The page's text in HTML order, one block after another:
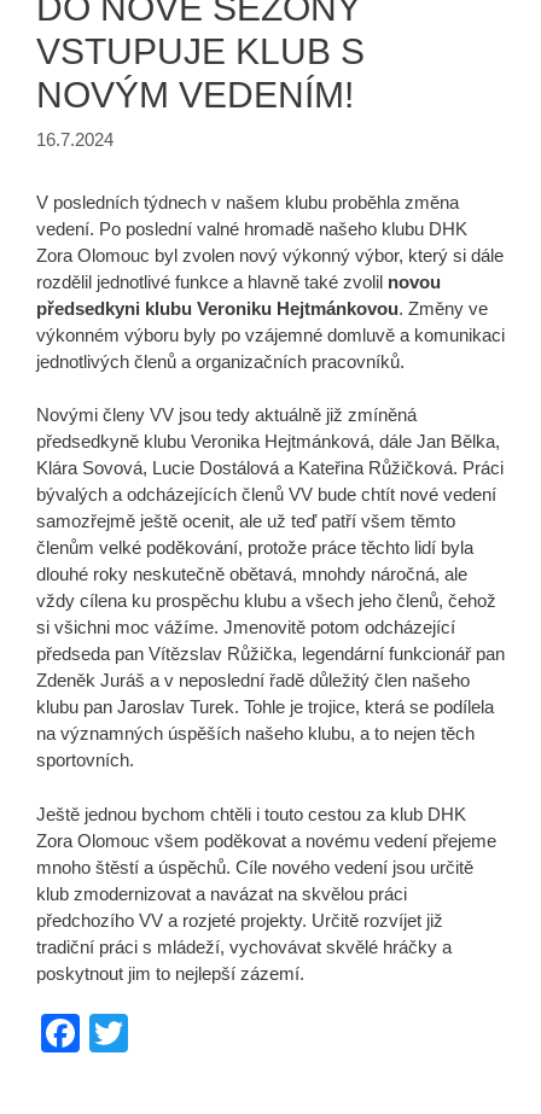
DO NOVÉ SEZÓNY
VSTUPUJE KLUB S
NOVÝM VEDENÍM!
16.7.2024
V posledních týdnech v našem klubu proběhla změna
vedení. Po poslední valné hromadě našeho klubu DHK
Zora Olomouc byl zvolen nový výkonný výbor, který si dále
rozdělil jednotlivé funkce a hlavně také zvolil novou
předsedkyni klubu Veroniku Hejtmánkovou. Změny ve
výkonném výboru byly po vzájemné domluvě a komunikaci
jednotlivých členů a organizačních pracovníků.
Novými členy VV jsou tedy aktuálně již zmíněná
předsedkyně klubu Veronika Hejtmánková, dále Jan Bělka,
Klára Sovová, Lucie Dostálová a Kateřina Růžičková. Práci
bývalých a odcházejících členů VV bude chtít nové vedení
samozřejmě ještě ocenit, ale už teď patří všem těmto
členům velké poděkování, protože práce těchto lidí byla
dlouhé roky neskutečně obětavá, mnohdy náročná, ale
vždy cílena ku prospěchu klubu a všech jeho členů, čehož
si všichni moc vážíme. Jmenovitě potom odcházející
předseda pan Vítězslav Růžička, legendární funkcionář pan
Zdeněk Juráš a v neposlední řadě důležitý člen našeho
klubu pan Jaroslav Turek. Tohle je trojice, která se podílela
na významných úspěších našeho klubu, a to nejen těch
sportovních.
Ještě jednou bychom chtěli i touto cestou za klub DHK
Zora Olomouc všem poděkovat a novému vedení přejeme
mnoho štěstí a úspěchů. Cíle nového vedení jsou určitě
klub zmodernizovat a navázat na skvělou práci
předchozího VV a rozjeté projekty. Určitě rozvíjet již
tradiční práci s mládeží, vychovávat skvělé hráčky a
poskytnout jim to nejlepší zázemí.
F